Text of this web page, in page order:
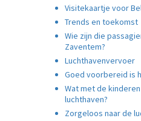
Visitekaartje voor
Trends en toekomst
Wie zijn die
Zaventem?
Luchthavenvervoer
Goed voorbereid is
Wat met de
luchthaven?
Zorgeloos naar de